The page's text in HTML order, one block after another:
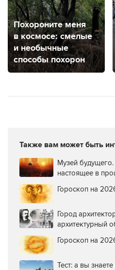
Похороните меня
в космосе: смелые
и необычные
способы похорон
Также вам может быть
Музей
настоящее в
Гороскоп на
Город
архитектурный
Гороскоп на
Тест: а вы